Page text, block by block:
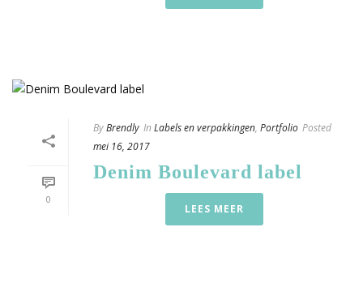
0
ByBrendly In Labels en verpakkingen, Portfolio Posted
mei 16, 2017
Denim Boulevard label
LEES MEER